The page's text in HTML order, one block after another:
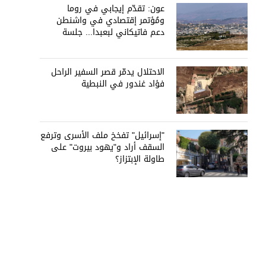
عون: تقدّم إيجابي في روما
ومُؤتمر إقتصادي في واشنطن
دعم فاتيكاني لبعبدا... جلسة
على الطاولة
الاحتلال يدمّر قصر السفير الراحل
فؤاد غندور في النبطية
"إسرائيل" تفخخ ملف الأسرى وترفع
السقف أراد و"يهود بيروت" على
طاولة الإبتزاز؟